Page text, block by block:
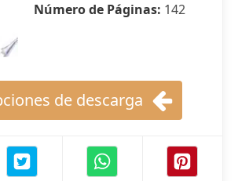
Número de Páginas: 142
de descarga